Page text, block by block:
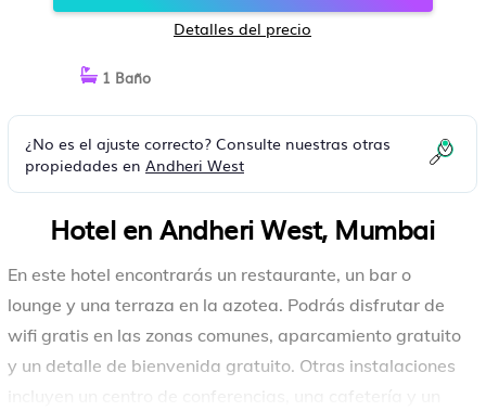
Detalles del precio
1 Baño
¿No es el ajuste correcto? Consulte nuestras otras
propiedades en Andheri West
Hotel en Andheri West, Mumbai
En este hotel encontrarás un restaurante, un bar o
lounge y una terraza en la azotea. Podrás disfrutar de
wifi gratis en las zonas comunes, aparcamiento gratuito
y un detalle de bienvenida gratuito. Otras instalaciones
incluyen un centro de conferencias, una cafetería y un